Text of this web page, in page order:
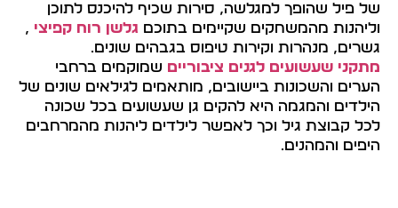
של פיל שהופך למגלשה, סירות שכיף להיכנס לתוכן
וליהנות מהמשחקים שקיימים בתוכם גלשן רוח קפיצי ,
גשרים, מנהרות וקירות טיפוס בגבהים שונים.
מתקני שעשועים לגנים ציבוריים שמוקמים ברחבי
הערים והשכונות ביישובים, מותאמים לגילאים שונים של
הילדים והמגמה היא להקים גן שעשועים בכל שכונה
לכל קבוצת גיל וכך לאפשר לילדים ליהנות מהמרחבים
היפים והמהנים.